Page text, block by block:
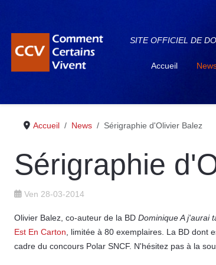
SITE OFFICIEL DE
Accueil
Accueil News Sérigraphie d'Olivier Balez
Sérigraphie
Ven 28-03-2014
Olivier Balez, co-auteur de la BD Dominique A j'aurai
Est En Carton, limitée à 80 exemplaires. La BD dont
cadre du concours Polar SNCF. N'hésitez pas à la